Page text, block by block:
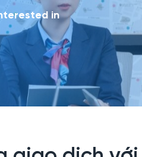
Công bố thông tin Sự kiện
in